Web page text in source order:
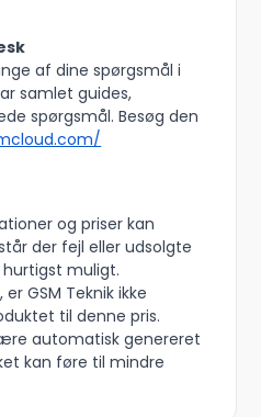
af dine spørgsmål i
samlet guides,
spørgsmål. Besøg den
og priser kan
der fejl eller udsolgte
muligt.
GSM Teknik ikke
til denne pris.
automatisk genereret
kan føre til mindre